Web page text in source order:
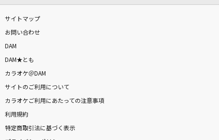
サイトマップ
お問い合わせ
DAM
DAM★とも
カラオケ＠DAM
サイトのご利用について
カラオケご利用にあたっての注意事項
利用規約
特定商取引法に基づく表示